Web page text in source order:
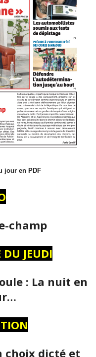
jour en PDF
champ
JEUDI
: La nuit en
choix dicté et